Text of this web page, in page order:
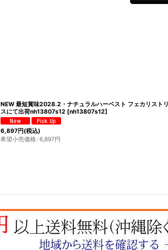
NEW 最短賞味2028.2・ナチュラルハーベスト フェカリス
スにて出荷nh13807s12 [nh13807s12]
6,897円(税込)
希望小売価格: 6,897円